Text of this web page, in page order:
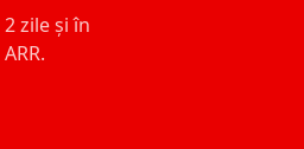
zile și în